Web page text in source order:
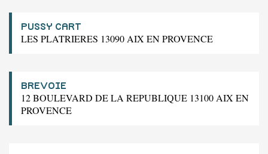
PUSSY CART
LES PLATRIERES 13090 AIX EN PROVENCE
BREVOIE
12 BOULEVARD DE LA REPUBLIQUE 13100 AIX EN
PROVENCE